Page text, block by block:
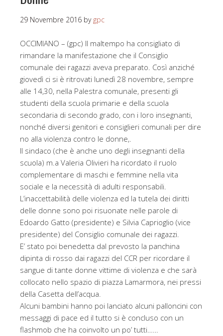
29 Novembre 2016 by gpc
OCCIMIANO – (gpc) Il maltempo ha consigliato di
rimandare la manifestazione che il Consiglio
comunale dei ragazzi aveva preparato. Così anziché
giovedì ci si è ritrovati lunedì 28 novembre, sempre
alle 14,30, nella Palestra comunale, presenti gli
studenti della scuola primarie e della scuola
secondaria di secondo grado, con i loro insegnanti,
nonché diversi genitori e consiglieri comunali per dire
no alla violenza contro le donne,.
Il sindaco (che è anche uno degli insegnanti della
scuola) m.a Valeria Olivieri ha ricordato il ruolo
complementare di maschi e femmine nella vita
sociale e la necessità di adulti responsabili.
L’inaccettabilità delle violenza ed la tutela dei diritti
delle donne sono poi risuonate nelle parole di
Edoardo Gatto (presidente) e Silvia Caprioglio (vice
presidente) del Consiglio comunale dei ragazzi.
E’ stato poi benedetta dal prevosto la panchina
dipinta di rosso dai ragazzi del CCR per ricordare il
sangue di tante donne vittime di violenza e che sarà
collocato nello spazio di piazza Lamarmora, nei pressi
della Casetta dell’acqua.
Alcuni bambini hanno poi lanciato alcuni palloncini con
messaggi di pace ed il tutto si è concluso con un
flashmob che ha coinvolto un po’ tutti……